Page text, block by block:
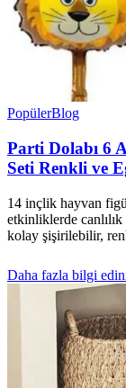
PopülerBlog
Parti Dolabı 6
Seti Renkli ve
14 inçlik hayvan
etkinliklerde
kolay şişirilebilir,
Daha fazla bilgi